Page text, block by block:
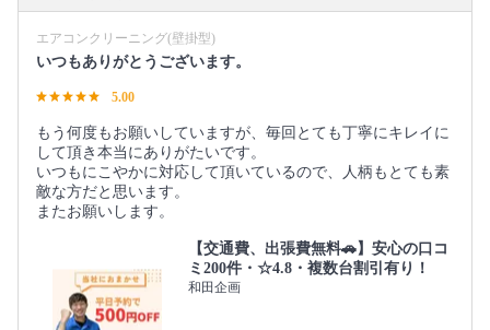
エアコンクリーニング(壁掛型)
いつもありがとうございます。
5.00
もう何度もお願いしていますが、毎回とても丁寧にキレイに
して頂き本当にありがたいです。
いつもにこやかに対応して頂いているので、人柄もとても素
敵な方だと思います。
またお願いします。
【交通費、出張費無料🚗】安心の口コ
ミ200件・☆4.8・複数台割引有り！
和田企画